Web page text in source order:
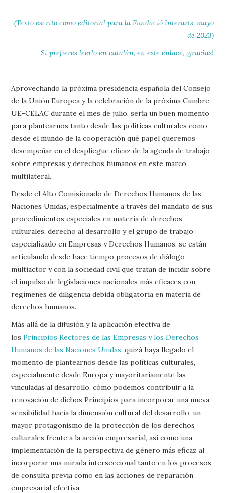
(Texto escrito como editorial para la Fundació Interarts, mayo
de 2023)
Si prefieres leerlo en catalán, en este enlace, ¡gracias!
Aprovechando la próxima presidencia española del Consejo
de la Unión Europea y la celebración de la próxima Cumbre
UE-CELAC durante el mes de julio, sería un buen momento
para plantearnos tanto desde las políticas culturales como
desde el mundo de la cooperación qué papel queremos
desempeñar en el despliegue eficaz de la agenda de trabajo
sobre empresas y derechos humanos en este marco
multilateral.
Desde el Alto Comisionado de Derechos Humanos de las
Naciones Unidas, especialmente a través del mandato de sus
procedimientos especiales en materia de derechos
culturales, derecho al desarrollo y el grupo de trabajo
especializado en Empresas y Derechos Humanos, se están
articulando desde hace tiempo procesos de diálogo
multiactor y con la sociedad civil que tratan de incidir sobre
el impulso de legislaciones nacionales más eficaces con
regímenes de diligencia debida obligatoria en materia de
derechos humanos.
Más allá de la difusión y la aplicación efectiva de
losPrincipios Rectores de las Empresas y los Derechos
Humanos de las Naciones Unidas, quizá haya llegado el
momento de plantearnos desde las políticas culturales,
especialmente desde Europa y mayoritariamente las
vinculadas al desarrollo, cómo podemos contribuir a la
renovación de dichos Principios para incorporar una nueva
sensibilidad hacia la dimensión cultural del desarrollo, un
mayor protagonismo de la protección de los derechos
culturales frente a la acción empresarial, así como una
implementación de la perspectiva de género más eficaz al
incorporar una mirada interseccional tanto en los procesos
de consulta previa como en las acciones de reparación
empresarial efectiva.